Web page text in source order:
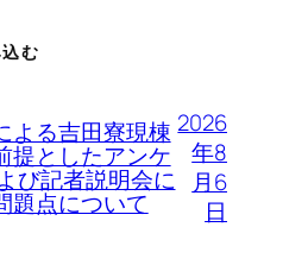
む
よる吉田寮現棟
提としたアンケ
び記者説明会に
題点について
2026
年8
月6
日